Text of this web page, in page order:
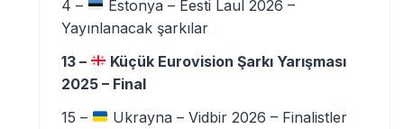
4 –
Estonya – Eesti Laul 2026 –
Yayınlanacak şarkılar
13 –
Küçük Eurovision Şarkı Yarışması
2025 – Final
15 –
Ukrayna – Vidbir 2026 – Finalistler